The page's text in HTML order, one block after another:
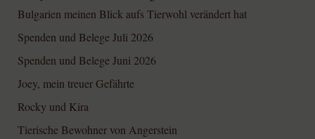
Bulgarien meinen Blick aufs Tierwohl verändert hat
Spenden und Belege Juli 2026
Spenden und Belege Juni 2026
Joey, mein treuer Gefährte
Rocky und Kira
Tierische Bewohner von Angerstein